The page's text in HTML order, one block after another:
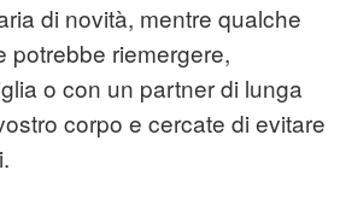
di novità, mentre qualche
potrebbe riemergere,
o con un partner di lunga
corpo e cercate di evitare